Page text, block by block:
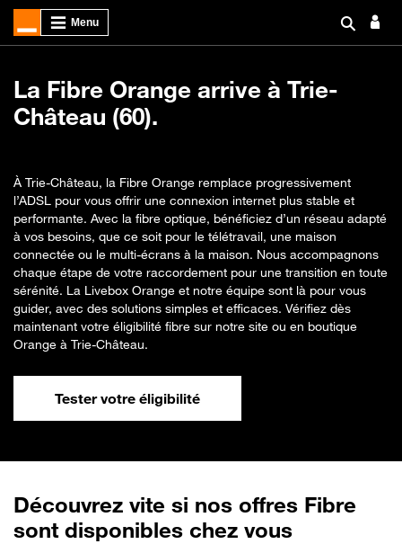
La Fibre Orange arrive à Trie-
Château (60).
À Trie-Château, la Fibre Orange remplace progressivement
l’ADSL pour vous offrir une connexion internet plus stable et
performante. Avec la fibre optique, bénéficiez d’un réseau adapté
à vos besoins, que ce soit pour le télétravail, une maison
connectée ou le multi-écrans à la maison. Nous accompagnons
chaque étape de votre raccordement pour une transition en toute
sérénité. La Livebox Orange et notre équipe sont là pour vous
guider, avec des solutions simples et efficaces. Vérifiez dès
maintenant votre éligibilité fibre sur notre site ou en boutique
Orange à Trie-Château.
Tester votre éligibilité
Découvrez vite si nos offres Fibre
sont disponibles chez vous